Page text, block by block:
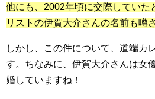
他にも、2002年頃に交際していた
リストの伊賀大介さんの名前も噂
しかし、この件について、道端カ
す。ちなみに、伊賀大介さんは女
婚していますね！